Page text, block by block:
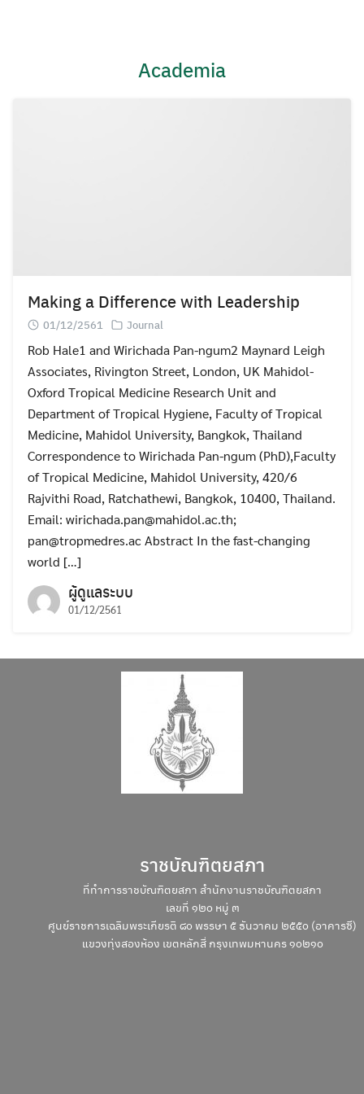
Academia
Making a Difference with Leadership
01/12/2561 Journal
Rob Hale1 and Wirichada Pan-ngum2 Maynard Leigh
Associates, Rivington Street, London, UK Mahidol-
Oxford Tropical Medicine Research Unit and
Department of Tropical Hygiene, Faculty of Tropical
Medicine, Mahidol University, Bangkok, Thailand
Correspondence to Wirichada Pan-ngum (PhD),Faculty
of Tropical Medicine, Mahidol University, 420/6
Rajvithi Road, Ratchathewi, Bangkok, 10400, Thailand.
Email: wirichada.pan@mahidol.ac.th;
pan@tropmedres.ac Abstract In the fast-changing
world […]
ผู้ดูแลระบบ
01/12/2561
ราชบัณฑิตยสภา
ที่ทำการราชบัณฑิตยสภา สำนักงานราชบัณฑิตยสภา
เลขที่ ๑๒๐ หมู่ ๓
ศูนย์ราชการเฉลิมพระเกียรติ ๘๐ พรรษา ๕ ธันวาคม ๒๕๕๐ (อาคารซี)
แขวงทุ่งสองห้อง เขตหลักสี่ กรุงเทพมหานคร ๑๐๒๑๐